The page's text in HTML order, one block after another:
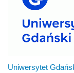
Uniwersytet